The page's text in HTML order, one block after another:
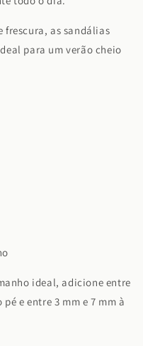
frescura, as sandálias
para um verão cheio
ideal, adicione entre
e entre 3 mm e 7 mm à